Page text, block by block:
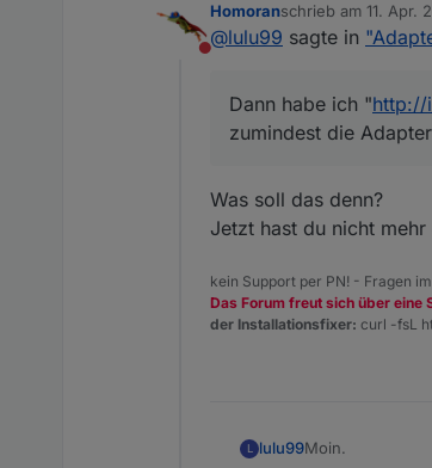
Bei mir geht der
Dann habe ich "
Adapter updaten.
Das kann so
Nicht stören
Homoranschrieb am 11. Apr.
zuletzt editiert von
@lulu99 sagte in
Dann habe ich "http://
zumindest die
Was soll das denn?
Jetzt hast du nicht
kein Support per PN! - Fragen
Das Forum freut sich über eine
der Installationsfixer: curl -fsL
L lulu99Moin.